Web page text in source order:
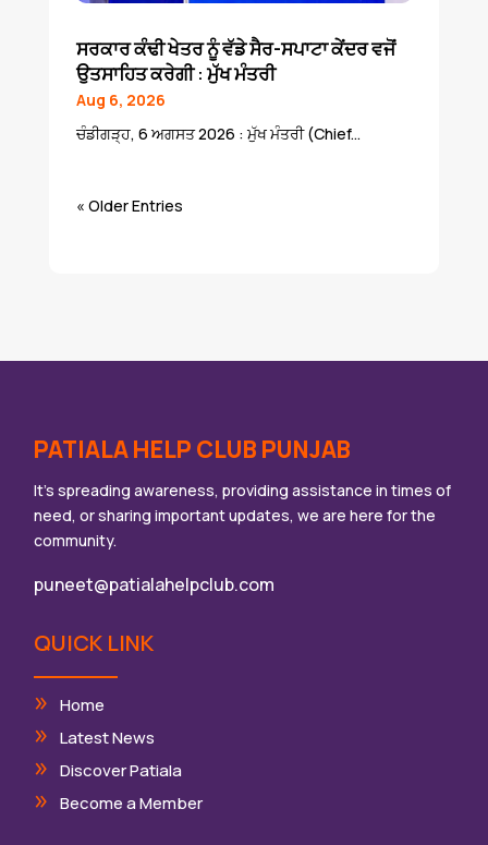
ਸਰਕਾਰ ਕੰਢੀ ਖੇਤਰ ਨੂੰ ਵੱਡੇ ਸੈਰ-ਸਪਾਟਾ ਕੇਂਦਰ ਵਜੋਂ
ਉਤਸਾਹਿਤ ਕਰੇਗੀ : ਮੁੱਖ ਮੰਤਰੀ
Aug 6, 2026
ਚੰਡੀਗੜ੍ਹ, 6 ਅਗਸਤ 2026 : ਮੁੱਖ ਮੰਤਰੀ (Chief...
« Older Entries
PATIALA HELP CLUB PUNJAB
It’s spreading awareness, providing assistance in times of
need, or sharing important updates, we are here for the
community.
puneet@patialahelpclub.com
QUICK LINK
Home
Latest News
Discover Patiala
Become a Member